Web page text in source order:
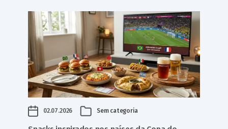
02.07.2026 Sem categoria